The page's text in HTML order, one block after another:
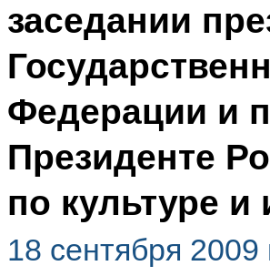
заседании
Федерации и
Президенте
по культуре и
18 сентября